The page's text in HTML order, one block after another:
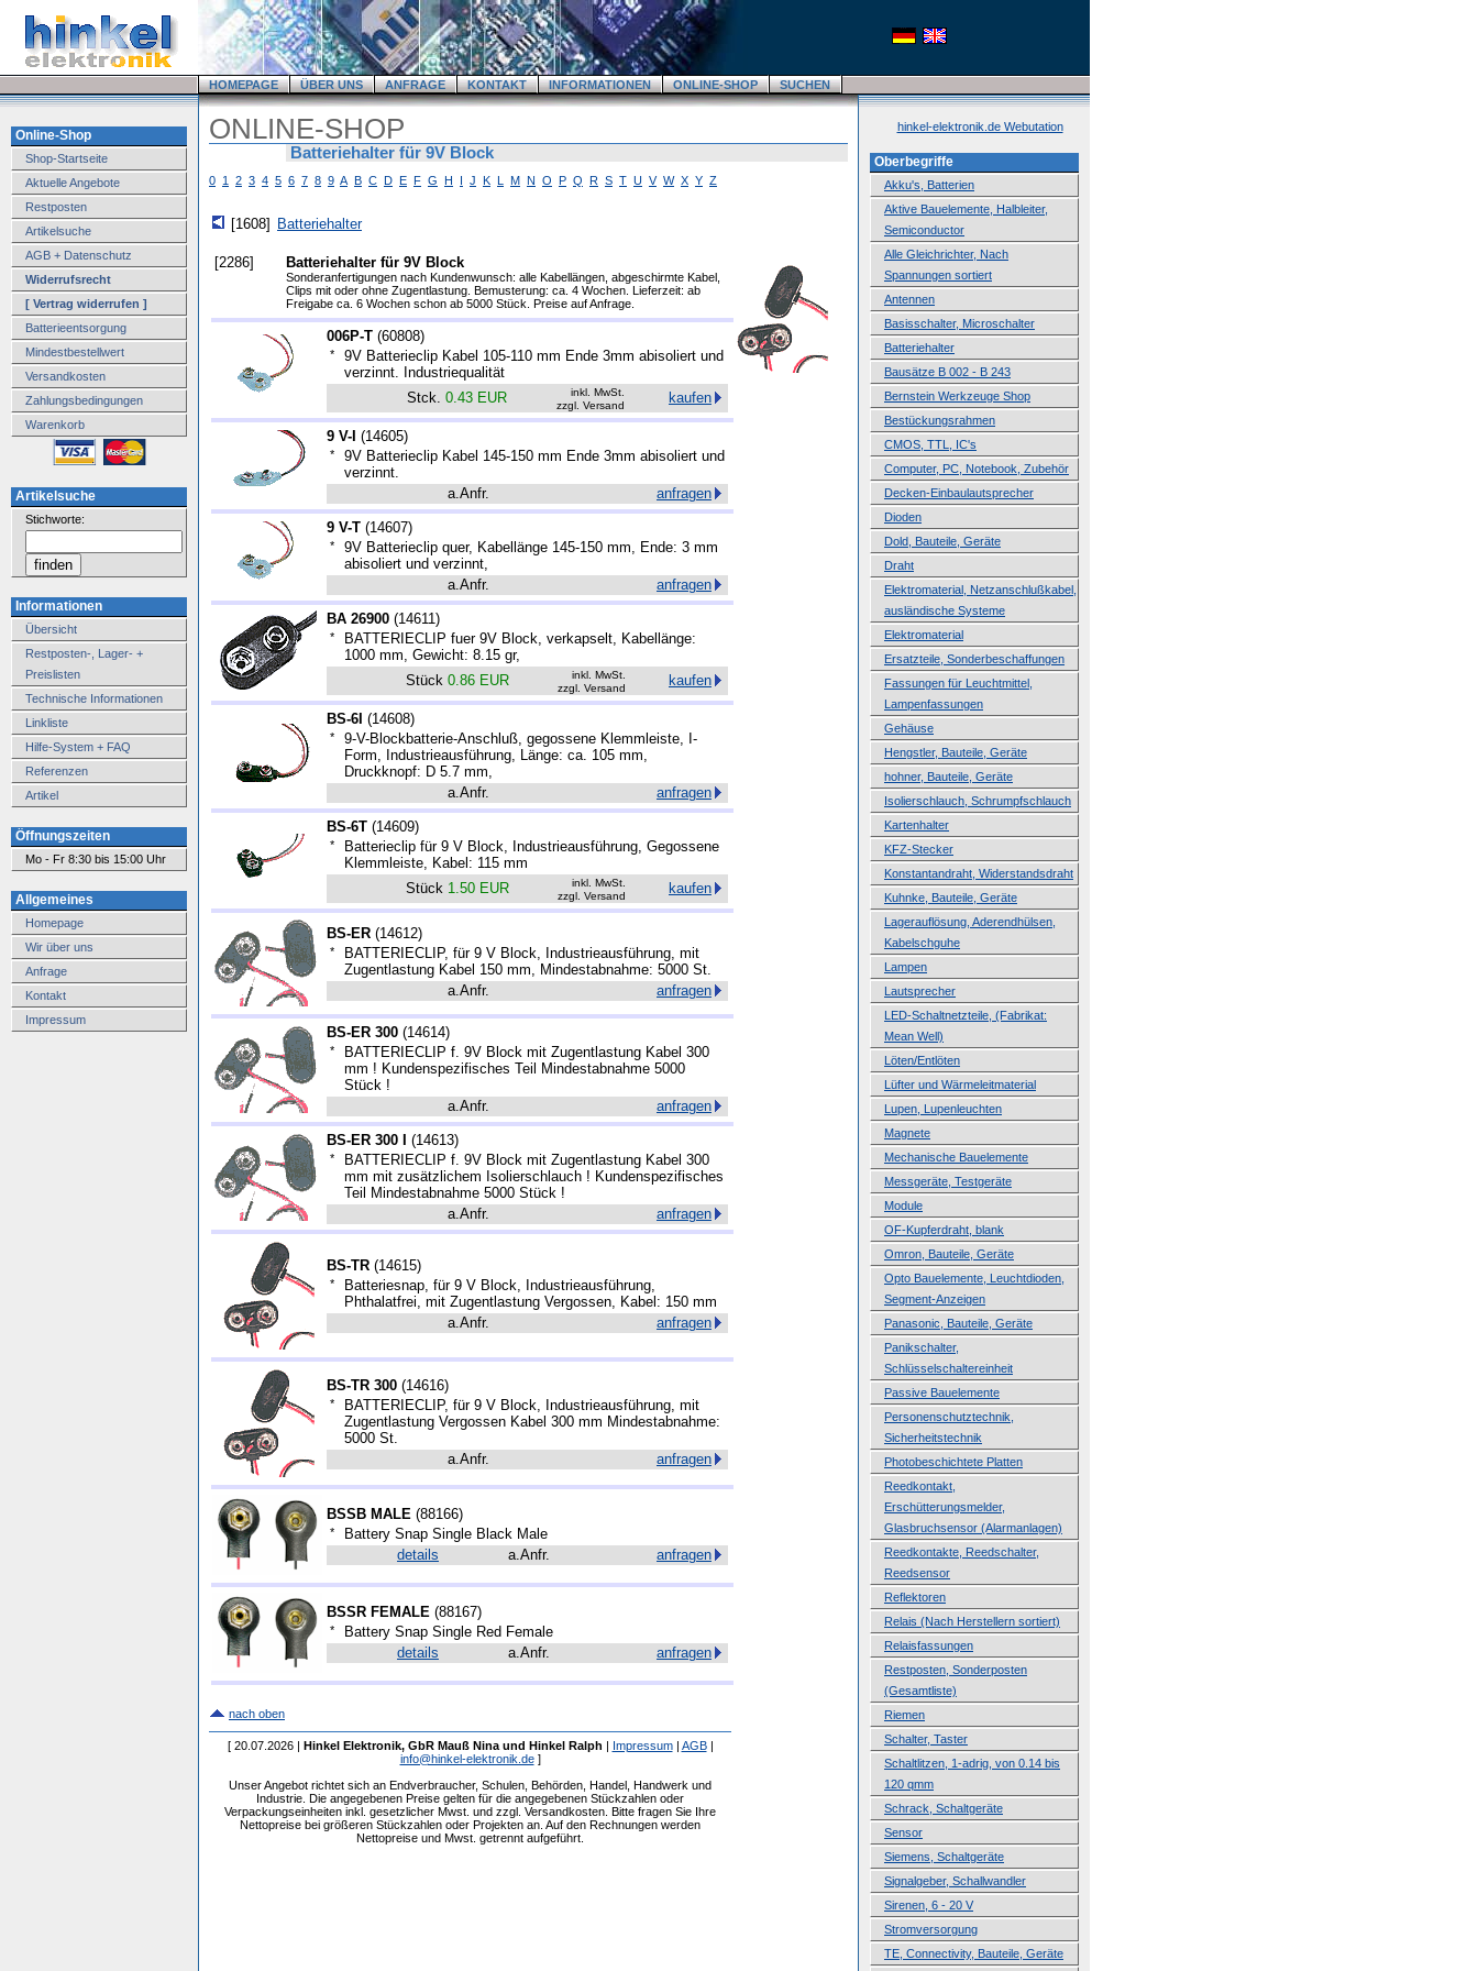
HOMEPAGE ÜBER UNS ANFRAGE KONTAKT INFORMATIONEN ONLINE-SHOP SUCHEN
Online-Shop
Shop-Startseite
Aktuelle Angebote
Restposten
Artikelsuche
AGB + Datenschutz
Widerrufsrecht
[ Vertrag widerrufen ]
Batterieentsorgung
Mindestbestellwert
Versandkosten
Zahlungsbedingungen
Warenkorb
Artikelsuche
Stichworte:
Informationen
Übersicht
Restposten-, Lager- +
Preislisten
Technische Informationen
Linkliste
Hilfe-System + FAQ
Referenzen
Artikel
Öffnungszeiten
Mo - Fr 8:30 bis 15:00 Uhr
Allgemeines
Homepage
Wir über uns
Anfrage
Kontakt
Impressum
ONLINE-SHOP
Batteriehalter für 9V Block
0 1 2 3 4 5 6 7 8 9 A B C D E F G H I J K L M N O P Q R S T U V W X Y Z
[1608] Batteriehalter
[2286] Batteriehalter für 9V Block
Sonderanfertigungen nach Kundenwunsch: alle Kabellängen, abgeschirmte Kabel,
Clips mit oder ohne Zugentlastung. Bemusterung: ca. 4 Wochen. Lieferzeit: ab
Freigabe ca. 6 Wochen schon ab 5000 Stück. Preise auf Anfrage.
006P-T (60808)
*
9V Batterieclip Kabel 105-110 mm Ende 3mm abisoliert und
verzinnt. Industriequalität
Stck. 0.43 EUR
inkl. MwSt.
zzgl. Versand
kaufen
9 V-I (14605)
*
9V Batterieclip Kabel 145-150 mm Ende 3mm abisoliert und
verzinnt.
a.Anfr.
anfragen
9 V-T (14607)
*
9V Batterieclip quer, Kabellänge 145-150 mm, Ende: 3 mm
abisoliert und verzinnt,
a.Anfr.
anfragen
BA 26900 (14611)
*
BATTERIECLIP fuer 9V Block, verkapselt, Kabellänge:
1000 mm, Gewicht: 8.15 gr,
Stück 0.86 EUR
inkl. MwSt.
zzgl. Versand
kaufen
BS-6I (14608)
*
9-V-Blockbatterie-Anschluß, gegossene Klemmleiste, I-
Form, Industrieausführung, Länge: ca. 105 mm,
Druckknopf: D 5.7 mm,
a.Anfr.
anfragen
BS-6T (14609)
*
Batterieclip für 9 V Block, Industrieausführung, Gegossene
Klemmleiste, Kabel: 115 mm
Stück 1.50 EUR
inkl. MwSt.
zzgl. Versand
kaufen
BS-ER (14612)
*
BATTERIECLIP, für 9 V Block, Industrieausführung, mit
Zugentlastung Kabel 150 mm, Mindestabnahme: 5000 St.
a.Anfr.
anfragen
BS-ER 300 (14614)
*
BATTERIECLIP f. 9V Block mit Zugentlastung Kabel 300
mm ! Kundenspezifisches Teil Mindestabnahme 5000
Stück !
a.Anfr.
anfragen
BS-ER 300 I (14613)
*
BATTERIECLIP f. 9V Block mit Zugentlastung Kabel 300
mm mit zusätzlichem Isolierschlauch ! Kundenspezifisches
Teil Mindestabnahme 5000 Stück !
a.Anfr.
anfragen
BS-TR (14615)
*
Batteriesnap, für 9 V Block, Industrieausführung,
Phthalatfrei, mit Zugentlastung Vergossen, Kabel: 150 mm
a.Anfr.
anfragen
BS-TR 300 (14616)
*
BATTERIECLIP, für 9 V Block, Industrieausführung, mit
Zugentlastung Vergossen Kabel 300 mm Mindestabnahme:
5000 St.
a.Anfr.
anfragen
BSSB MALE (88166)
*
Battery Snap Single Black Male
details
a.Anfr. anfragen
BSSR FEMALE (88167)
*
Battery Snap Single Red Female
details
a.Anfr. anfragen
nach oben
[ 20.07.2026 | Hinkel Elektronik, GbR Mauß Nina und Hinkel Ralph | Impressum| AGB|
info@hinkel-elektronik.de]
Unser Angebot richtet sich an Endverbraucher, Schulen, Behörden, Handel, Handwerk und
Industrie. Die angegebenen Preise gelten für die angegebenen Stückzahlen oder
Verpackungseinheiten inkl. gesetzlicher Mwst. und zzgl. Versandkosten. Bitte fragen Sie Ihre
Nettopreise bei größeren Stückzahlen oder Projekten an. Auf den Rechnungen werden
Nettopreise und Mwst. getrennt aufgeführt.
hinkel-elektronik.de Webutation
Oberbegriffe
Akku's, Batterien
Aktive Bauelemente, Halbleiter,
Semiconductor
Alle Gleichrichter, Nach
Spannungen sortiert
Antennen
Basisschalter, Microschalter
Batteriehalter
Bausätze B 002 - B 243
Bernstein Werkzeuge Shop
Bestückungsrahmen
CMOS, TTL, IC's
Computer, PC, Notebook, Zubehör
Decken-Einbaulautsprecher
Dioden
Dold, Bauteile, Geräte
Draht
Elektromaterial, Netzanschlußkabel,
ausländische Systeme
Elektromaterial
Ersatzteile, Sonderbeschaffungen
Fassungen für Leuchtmittel,
Lampenfassungen
Gehäuse
Hengstler, Bauteile, Geräte
hohner, Bauteile, Geräte
Isolierschlauch, Schrumpfschlauch
Kartenhalter
KFZ-Stecker
Konstantandraht, Widerstandsdraht
Kuhnke, Bauteile, Geräte
Lagerauflösung, Aderendhülsen,
Kabelschguhe
Lampen
Lautsprecher
LED-Schaltnetzteile, (Fabrikat:
Mean Well)
Löten/Entlöten
Lüfter und Wärmeleitmaterial
Lupen, Lupenleuchten
Magnete
Mechanische Bauelemente
Messgeräte, Testgeräte
Module
OF-Kupferdraht, blank
Omron, Bauteile, Geräte
Opto Bauelemente, Leuchtdioden,
Segment-Anzeigen
Panasonic, Bauteile, Geräte
Panikschalter,
Schlüsselschaltereinheit
Passive Bauelemente
Personenschutztechnik,
Sicherheitstechnik
Photobeschichtete Platten
Reedkontakt,
Erschütterungsmelder,
Glasbruchsensor (Alarmanlagen)
Reedkontakte, Reedschalter,
Reedsensor
Reflektoren
Relais (Nach Herstellern sortiert)
Relaisfassungen
Restposten, Sonderposten
(Gesamtliste)
Riemen
Schalter, Taster
Schaltlitzen, 1-adrig, von 0.14 bis
120 qmm
Schrack, Schaltgeräte
Sensor
Siemens, Schaltgeräte
Signalgeber, Schallwandler
Sirenen, 6 - 20 V
Stromversorgung
TE, Connectivity, Bauteile, Geräte